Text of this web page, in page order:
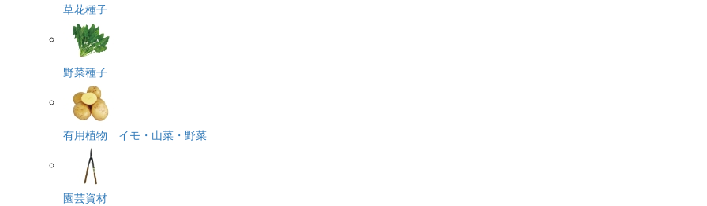
草花種子
野菜種子
有用植物 イモ・山菜・野菜
園芸資材